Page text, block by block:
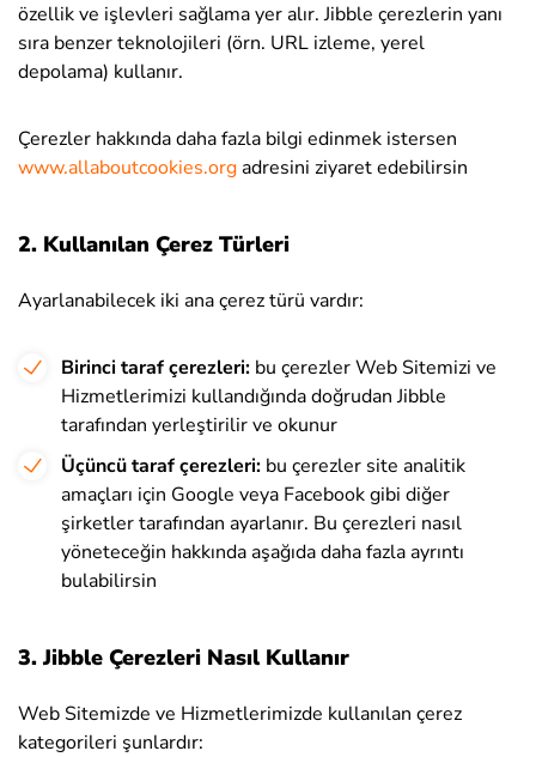
özellik ve işlevleri sağlama yer alır. Jibble çerezlerin yanı
sıra benzer teknolojileri (örn. URL izleme, yerel
depolama) kullanır.
Çerezler hakkında daha fazla bilgi edinmek istersen
www.allaboutcookies.orgadresini ziyaret edebilirsin
2. Kullanılan Çerez Türleri
Ayarlanabilecek iki ana çerez türü vardır:
Birinci taraf çerezleri: bu çerezler Web Sitemizi ve
Hizmetlerimizi kullandığında doğrudan Jibble
tarafından yerleştirilir ve okunur
Üçüncü taraf çerezleri: bu çerezler site analitik
amaçları için Google veya Facebook gibi diğer
şirketler tarafından ayarlanır. Bu çerezleri nasıl
yöneteceğin hakkında aşağıda daha fazla ayrıntı
bulabilirsin
3. Jibble Çerezleri Nasıl Kullanır
Web Sitemizde ve Hizmetlerimizde kullanılan çerez
kategorileri şunlardır: